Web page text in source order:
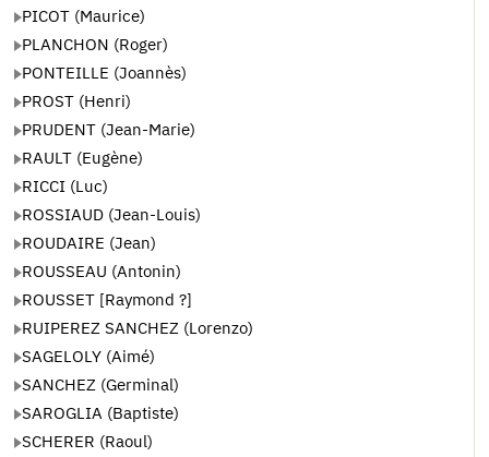
PICOT (Maurice)
PLANCHON (Roger)
PONTEILLE (Joannès)
PROST (Henri)
PRUDENT (Jean-Marie)
RAULT (Eugène)
RICCI (Luc)
ROSSIAUD (Jean-Louis)
ROUDAIRE (Jean)
ROUSSEAU (Antonin)
ROUSSET [Raymond ?]
RUIPEREZ SANCHEZ (Lorenzo)
SAGELOLY (Aimé)
SANCHEZ (Germinal)
SAROGLIA (Baptiste)
SCHERER (Raoul)